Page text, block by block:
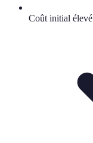
Coût initial élevé